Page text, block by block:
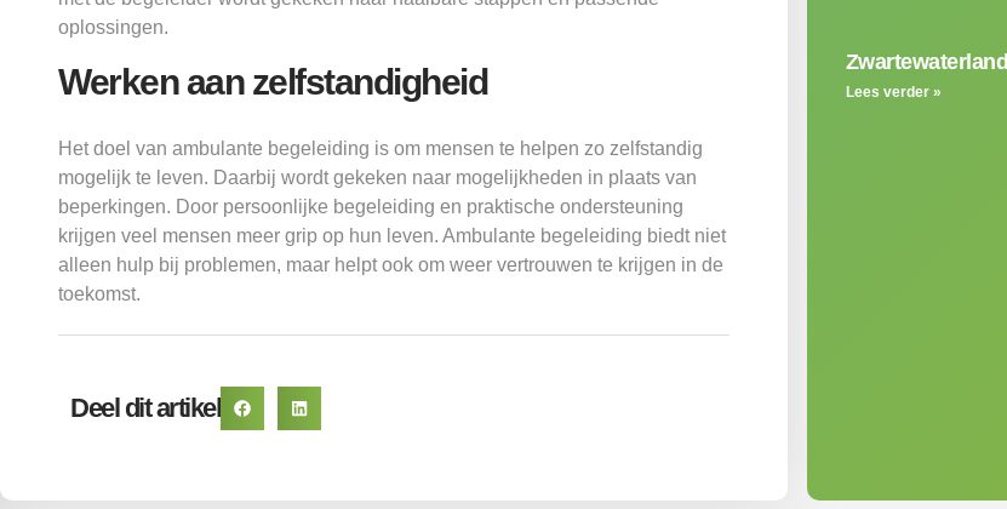
oplossingen.
Werken aan zelfstandigheid
Het doel van ambulante begeleiding is om mensen te helpen zo zelfstandig
mogelijk te leven. Daarbij wordt gekeken naar mogelijkheden in plaats van
beperkingen. Door persoonlijke begeleiding en praktische ondersteuning
krijgen veel mensen meer grip op hun leven. Ambulante begeleiding biedt niet
alleen hulp bij problemen, maar helpt ook om weer vertrouwen te krijgen in de
toekomst.
Deel dit artikel
Zwartewaterland
Lees verder »